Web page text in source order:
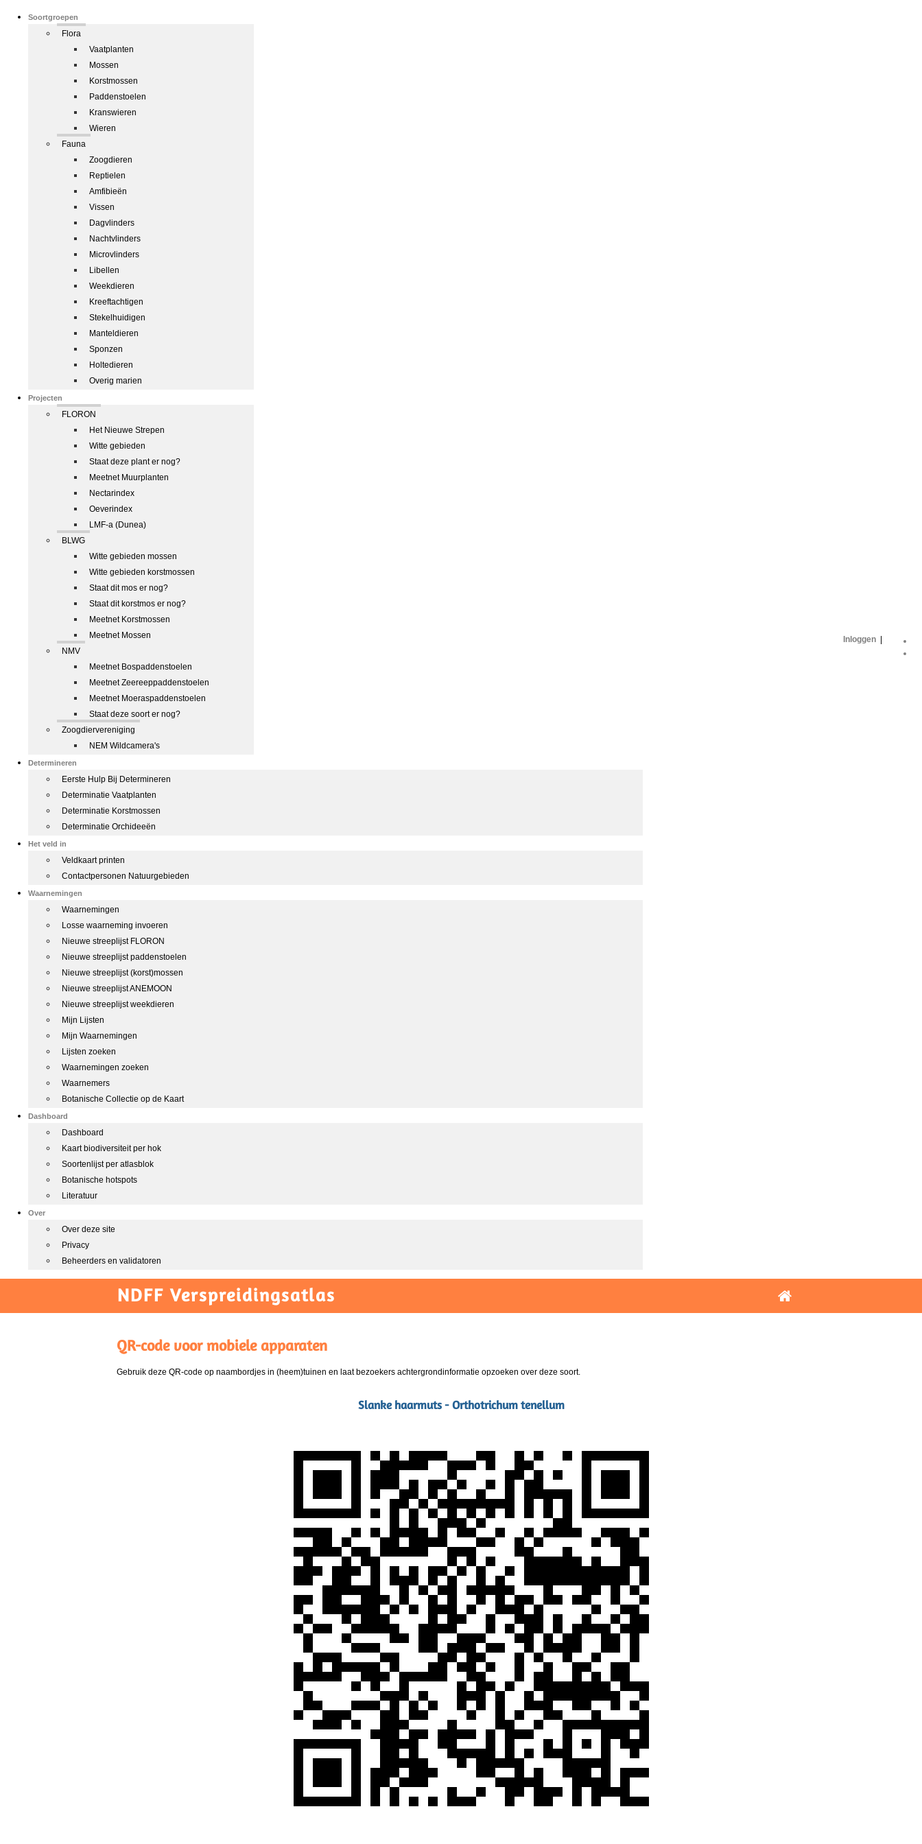
Soortgroepen
Flora
Vaatplanten
Mossen
Korstmossen
Paddenstoelen
Kranswieren
Wieren
Fauna
Zoogdieren
Reptielen
Amfibieën
Vissen
Dagvlinders
Nachtvlinders
Microvlinders
Libellen
Weekdieren
Kreeftachtigen
Stekelhuidigen
Manteldieren
Sponzen
Holtedieren
Overig marien
Projecten
FLORON
Het Nieuwe Strepen
Witte gebieden
Staat deze plant er nog?
Meetnet Muurplanten
Nectarindex
Oeverindex
LMF-a (Dunea)
BLWG
Witte gebieden mossen
Witte gebieden korstmossen
Staat dit mos er nog?
Staat dit korstmos er nog?
Meetnet Korstmossen
Meetnet Mossen
NMV
Meetnet Bospaddenstoelen
Meetnet Zeereeppaddenstoelen
Meetnet Moeraspaddenstoelen
Staat deze soort er nog?
Zoogdiervereniging
NEM Wildcamera's
Determineren
Eerste Hulp Bij Determineren
Determinatie Vaatplanten
Determinatie Korstmossen
Determinatie Orchideeën
Het veld in
Veldkaart printen
Contactpersonen Natuurgebieden
Waarnemingen
Waarnemingen
Losse waarneming invoeren
Nieuwe streeplijst FLORON
Nieuwe streeplijst paddenstoelen
Nieuwe streeplijst (korst)mossen
Nieuwe streeplijst ANEMOON
Nieuwe streeplijst weekdieren
Mijn Lijsten
Mijn Waarnemingen
Lijsten zoeken
Waarnemingen zoeken
Waarnemers
Botanische Collectie op de Kaart
Dashboard
Dashboard
Kaart biodiversiteit per hok
Soortenlijst per atlasblok
Botanische hotspots
Literatuur
Over
Over deze site
Privacy
Beheerders en validatoren
Inloggen
NDFF Verspreidingsatlas
QR-code voor mobiele apparaten
Gebruik deze QR-code op naambordjes in (heem)tuinen en laat bezoekers achtergrondinformatie opzoeken over deze soort.
Slanke haarmuts - Orthotrichum tenellum